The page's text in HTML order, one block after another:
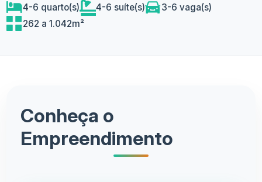
4-6 quarto(s) 4-6 suíte(s)
3-6 vaga(s)
262 a 1.042m²
Conheça o
Empreendimento